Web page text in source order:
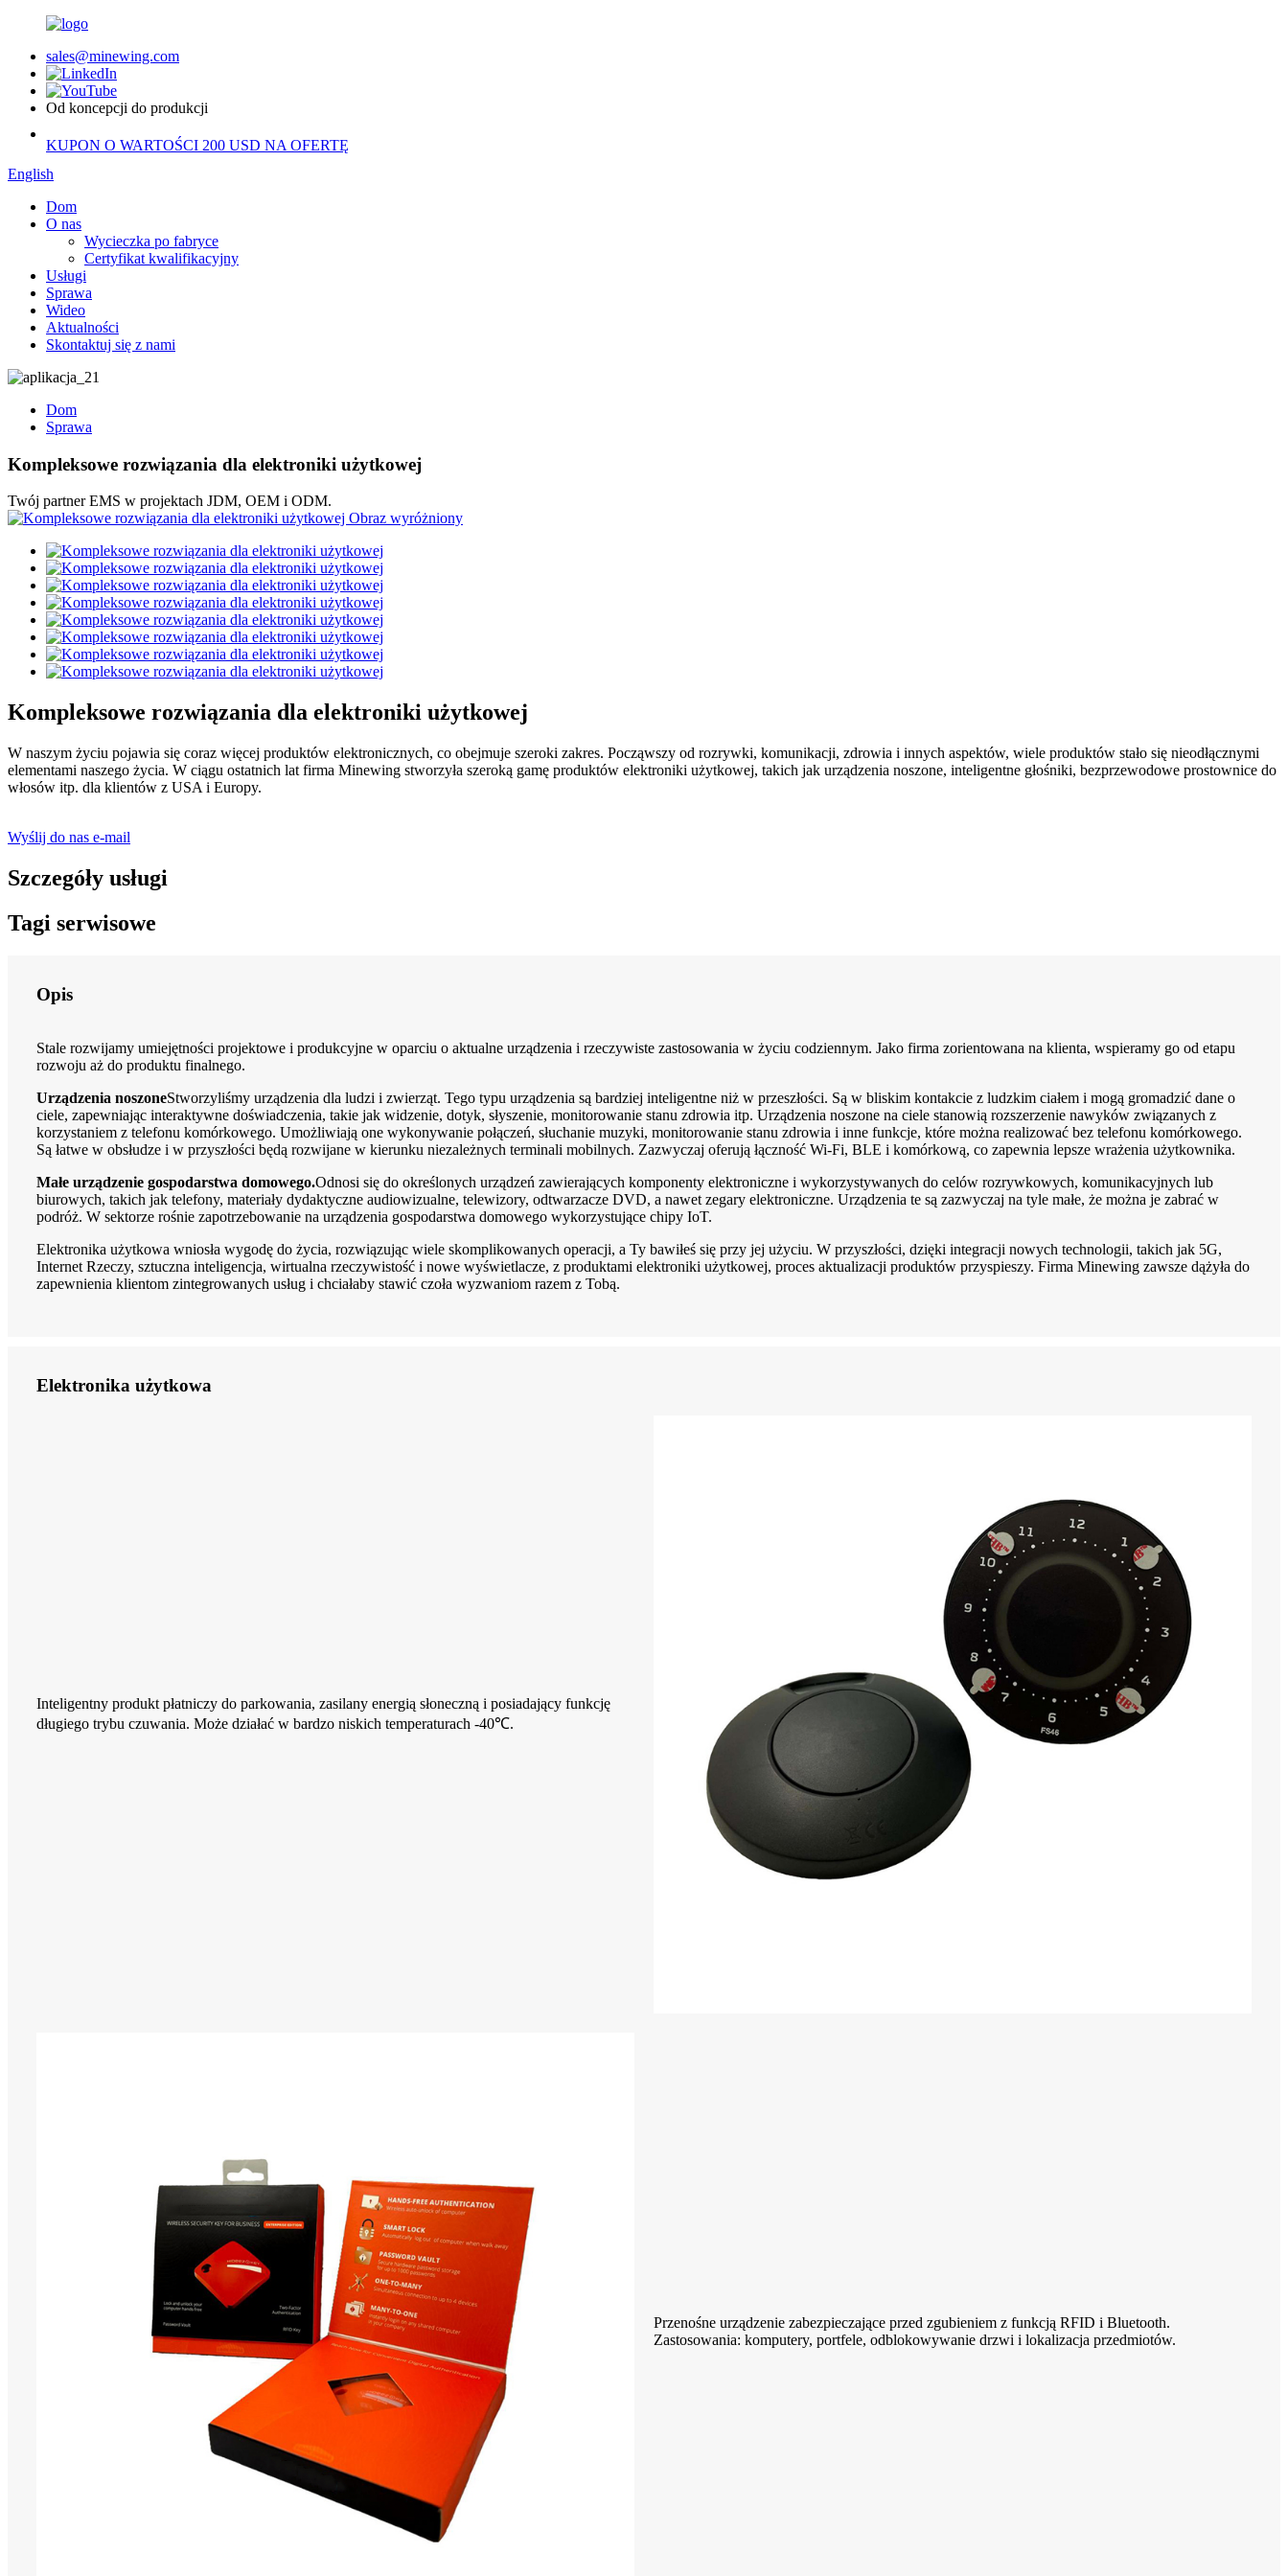
sales@minewing.com
Od koncepcji do produkcji
KUPON O WARTOŚCI 200 USD NA OFERTĘ
English
Dom
O nas
Wycieczka po fabryce
Certyfikat kwalifikacyjny
Usługi
Sprawa
Wideo
Aktualności
Skontaktuj się z nami
Dom
Sprawa
Kompleksowe rozwiązania dla elektroniki użytkowej
Twój partner EMS w projektach JDM, OEM i ODM.
Kompleksowe rozwiązania dla elektroniki użytkowej
W naszym życiu pojawia się coraz więcej produktów elektronicznych, co obejmuje szeroki zakres. Począwszy od rozrywki, komunikacji, zdrowia i innych aspektów, wiele produktów stało się nieodłącznymi
elementami naszego życia. W ciągu ostatnich lat firma Minewing stworzyła szeroką gamę produktów elektroniki użytkowej, takich jak urządzenia noszone, inteligentne głośniki, bezprzewodowe prostownice do
włosów itp. dla klientów z USA i Europy.
Wyślij do nas e-mail
Szczegóły usługi
Tagi serwisowe
Opis
Stale rozwijamy umiejętności projektowe i produkcyjne w oparciu o aktualne urządzenia i rzeczywiste zastosowania w życiu codziennym. Jako firma zorientowana na klienta, wspieramy go od etapu
rozwoju aż do produktu finalnego.
Urządzenia noszoneStworzyliśmy urządzenia dla ludzi i zwierząt. Tego typu urządzenia są bardziej inteligentne niż w przeszłości. Są w bliskim kontakcie z ludzkim ciałem i mogą gromadzić dane o
ciele, zapewniając interaktywne doświadczenia, takie jak widzenie, dotyk, słyszenie, monitorowanie stanu zdrowia itp. Urządzenia noszone na ciele stanowią rozszerzenie nawyków związanych z
korzystaniem z telefonu komórkowego. Umożliwiają one wykonywanie połączeń, słuchanie muzyki, monitorowanie stanu zdrowia i inne funkcje, które można realizować bez telefonu komórkowego.
Są łatwe w obsłudze i w przyszłości będą rozwijane w kierunku niezależnych terminali mobilnych. Zazwyczaj oferują łączność Wi-Fi, BLE i komórkową, co zapewnia lepsze wrażenia użytkownika.
Małe urządzenie gospodarstwa domowego.Odnosi się do określonych urządzeń zawierających komponenty elektroniczne i wykorzystywanych do celów rozrywkowych, komunikacyjnych lub
biurowych, takich jak telefony, materiały dydaktyczne audiowizualne, telewizory, odtwarzacze DVD, a nawet zegary elektroniczne. Urządzenia te są zazwyczaj na tyle małe, że można je zabrać w
podróż. W sektorze rośnie zapotrzebowanie na urządzenia gospodarstwa domowego wykorzystujące chipy IoT.
Elektronika użytkowa wniosła wygodę do życia, rozwiązując wiele skomplikowanych operacji, a Ty bawiłeś się przy jej użyciu. W przyszłości, dzięki integracji nowych technologii, takich jak 5G,
Internet Rzeczy, sztuczna inteligencja, wirtualna rzeczywistość i nowe wyświetlacze, z produktami elektroniki użytkowej, proces aktualizacji produktów przyspieszy. Firma Minewing zawsze dążyła do
zapewnienia klientom zintegrowanych usług i chciałaby stawić czoła wyzwaniom razem z Tobą.
Elektronika użytkowa
Inteligentny produkt płatniczy do parkowania, zasilany energią słoneczną i posiadający funkcję
długiego trybu czuwania. Może działać w bardzo niskich temperaturach -40℃.
Przenośne urządzenie zabezpieczające przed zgubieniem z funkcją RFID i Bluetooth.
Zastosowania: komputery, portfele, odblokowywanie drzwi i lokalizacja przedmiotów.